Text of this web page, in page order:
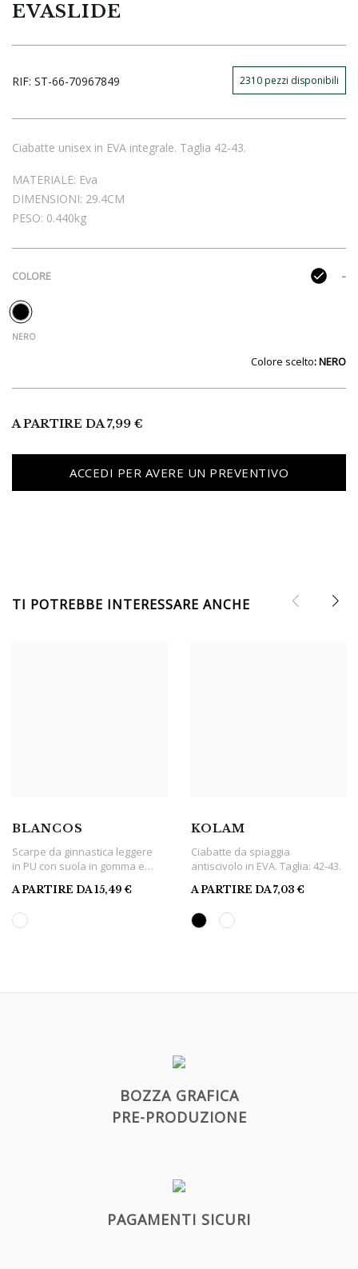
EVASLIDE
RIF: ST-66-70967849 2310pezzi disponibili
Ciabatte unisex in EVA integrale. Taglia 42-43.
MATERIALE: Eva
DIMENSIONI: 29.4CM
PESO: 0.440kg
COLORE
Colore : NERO
A PARTIRE DA7,99 €
ACCEDI PER AVERE UN PREVENTIVO
TI POTREBBE INTERESSARE ANCHE
BLANCOS
Scarpe da ginnastica leggere
in PU con suola in gomma e
Presentate in una scatola da
scarpe bianca.
A PARTIRE DA 15,49 €
KOLAM
Ciabatte da spiaggia
antiscivolo in EVA. Taglia: 42-43.
A PARTIRE DA 7,03 €
BOZZA GRAFICA
PRE-PRODUZIONE
PAGAMENTI SICURI